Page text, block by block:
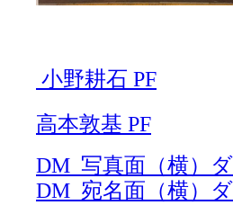
小野耕石 PF
高本敦基 PF
DM_写真面（横）
DM_宛名面（横）